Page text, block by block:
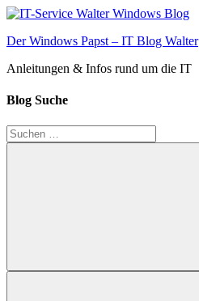
Zum
springen
Der Windows Papst – IT Blog Walter
Anleitungen & Infos rund um die IT
Blog Suche
Suchen
nach:
Suchen